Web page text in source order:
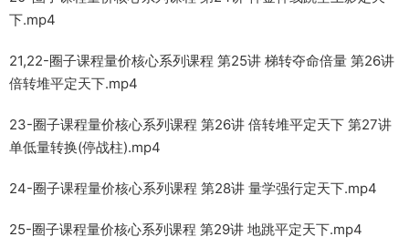
下.mp4
21,22-圈子课程量价核心系列课程 第25讲 梯转夺命倍量 第26讲
倍转堆平定天下.mp4
23-圈子课程量价核心系列课程 第26讲 倍转堆平定天下 第27讲
单低量转换(停战柱).mp4
24-圈子课程量价核心系列课程 第28讲 量学强行定天下.mp4
25-圈子课程量价核心系列课程 第29讲 地跳平定天下.mp4